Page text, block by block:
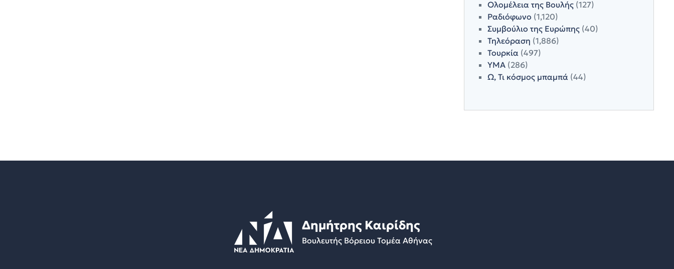
Ολομέλεια της Βουλής(127)
Ραδιόφωνο (1,120)
Συμβούλιο της Ευρώπης(40)
Τηλεόραση (1,886)
Τουρκία(497)
ΥΜΑ(286)
Ω, Τι κόσμος μπαμπά(44)
Δημήτρης Καιρίδης
Βουλευτής Βόρειου Τομέα Αθήνας